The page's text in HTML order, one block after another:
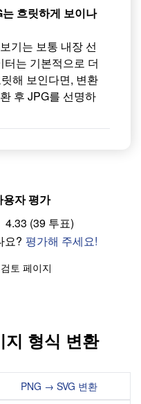
흐릿하게 보이나
기는 보통 내장 선
는 기본적으로 더
해 보인다면, 변환
후 JPG를 선명하
자 평가
4.33 (39 투표)
요? 평가해 주세요!
토 페이지
지 형식 변환
PNG → SVG 변환